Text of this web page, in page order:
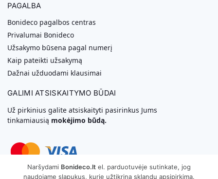
PAGALBA
Bonideco pagalbos centras
Privalumai Bonideco
Užsakymo būsena pagal numerį
Kaip pateikti užsakymą
Dažnai užduodami klausimai
GALIMI ATSISKAITYMO BŪDAI
Už pirkinius galite atsiskaityti pasirinkus Jums
tinkamiausią mokėjimo būdą.
Naršydami Bonideco.lt el. parduotuvėje sutinkate, jog
naudojame slapukus, kurie užtikrina sklandų apsipirkimą.